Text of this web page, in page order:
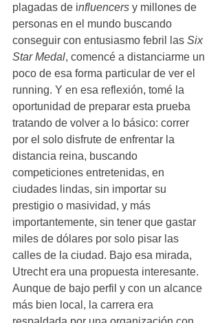
plagadas de influencers y millones de
personas en el mundo buscando
conseguir con entusiasmo febril las Six
Star Medal, comencé a distanciarme un
poco de esa forma particular de ver el
running. Y en esa reflexión, tomé la
oportunidad de preparar esta prueba
tratando de volver a lo básico: correr
por el solo disfrute de enfrentar la
distancia reina, buscando
competiciones entretenidas, en
ciudades lindas, sin importar su
prestigio o masividad, y más
importantemente, sin tener que gastar
miles de dólares por solo pisar las
calles de la ciudad. Bajo esa mirada,
Utrecht era una propuesta interesante.
Aunque de bajo perfil y con un alcance
más bien local, la carrera era